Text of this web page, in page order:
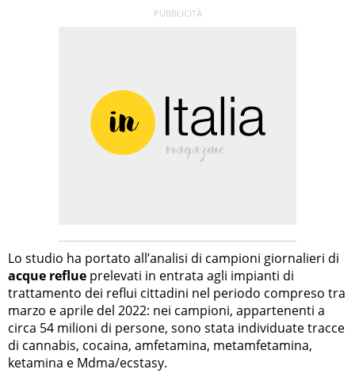
Lo studio ha portato all’analisi di campioni giornalieri di
acque reflue prelevati in entrata agli impianti di
trattamento dei reflui cittadini nel periodo compreso tra
marzo e aprile del 2022: nei campioni, appartenenti a
circa 54 milioni di persone, sono stata individuate tracce
di cannabis, cocaina, amfetamina, metamfetamina,
ketamina e Mdma/ecstasy.